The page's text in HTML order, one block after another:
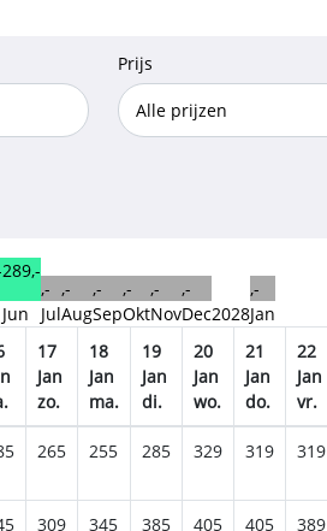
Prijs
289,-
Jun
,-
Jul
,-
Aug
,-
Sep
,-
Okt
,-
Nov
,-
Dec2028
,-
Jan
17
Jan
zo.
18
Jan
ma.
19
Jan
di.
20
Jan
wo.
21
Jan
do.
22
Jan
vr.
265 255 285 329 319 319
309 345 385 405 405 389